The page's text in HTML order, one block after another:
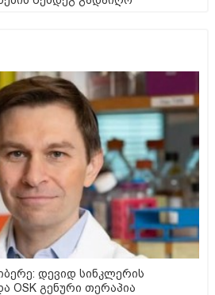
დევიდ სინკლერის
OSK გენური თერაპია